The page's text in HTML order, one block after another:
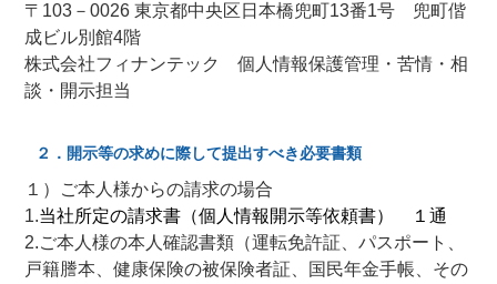
〒103－0026 東京都中央区日本橋兜町13番1号 兜町偕
成ビル別館4階
株式会社フィナンテック 個人情報保護管理・苦情・相
談・開示担当
２．開示等の求めに際して提出すべき必要書類
１）ご本人様からの請求の場合
1.当社所定の請求書（個人情報開示等依頼書） １通
2.ご本人様の本人確認書類（運転免許証、パスポート、
戸籍謄本、健康保険の被保険者証、国民年金手帳、その